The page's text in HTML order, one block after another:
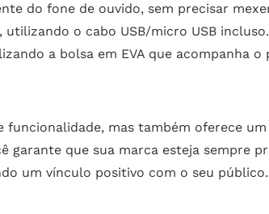
do fone de ouvido, sem precisar
o cabo USB/micro USB incluso.
a bolsa em EVA que acompanha o
funcionalidade, mas também oferece
garante que sua marca esteja sempre
um vínculo positivo com o seu público.